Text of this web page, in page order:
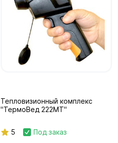
Тепловизионный комплекс
"ТермоВед 222МТ"
5 Под заказ